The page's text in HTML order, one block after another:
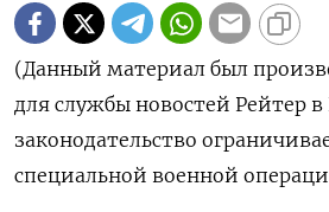
(Данный материал был
для службы новостей Рейтер в
законодательство
специальной военной